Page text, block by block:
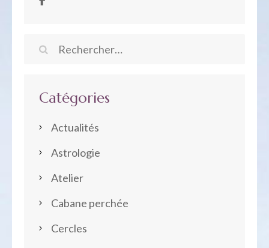
Rechercher :
Catégories
Actualités
Astrologie
Atelier
Cabane perchée
Cercles